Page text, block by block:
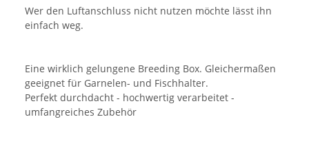
Wer den Luftanschluss nicht nutzen möchte lässt ihn
einfach weg.
Eine wirklich gelungene Breeding Box. Gleichermaßen
geeignet für Garnelen- und Fischhalter.
Perfekt durchdacht - hochwertig verarbeitet -
umfangreiches Zubehör